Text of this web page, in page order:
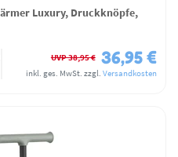
Luxury, Druckknöpfe,
UVP 38,95 € 36,95 €
inkl. ges. MwSt. zzgl. Versandkosten